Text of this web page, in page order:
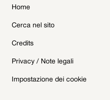
Home
Cerca nel sito
Credits
Privacy / Note legali
Impostazione dei cookie